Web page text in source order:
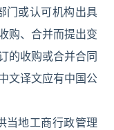
门或认可机构出具
购、合并而提出变
的收购或合并合同
文译文应有中国公
当地工商行政管理